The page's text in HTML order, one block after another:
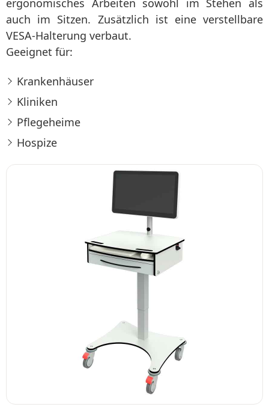
ergonomisches Arbeiten sowohl im Stehen als
auch im Sitzen. Zusätzlich ist eine verstellbare
VESA-Halterung verbaut.
Geeignet für:
Krankenhäuser
Kliniken
Pflegeheime
Hospize